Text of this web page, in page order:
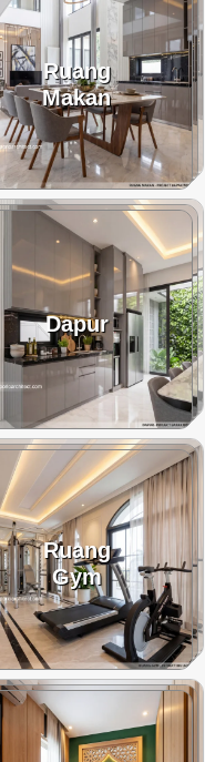
Ruang
Makan
Dapur
Ruang
Gym